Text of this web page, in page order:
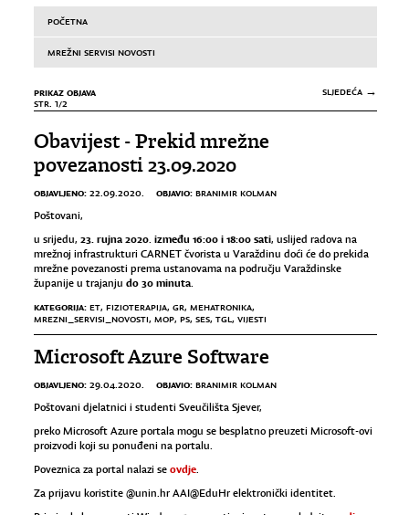
POČETNA
MREŽNI SERVISI NOVOSTI
PRIKAZ OBJAVA
STR. 1/2
SLJEDEĆA →
Obavijest - Prekid mrežne
povezanosti 23.09.2020
OBJAVLJENO: 22.09.2020. OBJAVIO: BRANIMIR KOLMAN
Poštovani,
u srijedu, 23. rujna 2020. između 16:00 i 18:00 sati, uslijed radova na
mrežnoj infrastrukturi CARNET čvorista u Varaždinu doći će do prekida
mrežne povezanosti prema ustanovama na području Varaždinske
županije u trajanju do 30 minuta.
KATEGORIJA: ET, FIZIOTERAPIJA, GR, MEHATRONIKA,
MREZNI_SERVISI_NOVOSTI, MOP, PS, SES, TGL, VIJESTI
Microsoft Azure Software
OBJAVLJENO: 29.04.2020. OBJAVIO: BRANIMIR KOLMAN
Poštovani djelatnici i studenti Sveučilišta Sjever,
preko Microsoft Azure portala mogu se besplatno preuzeti Microsoft-ovi
proizvodi koji su ponuđeni na portalu.
Poveznica za portal nalazi se ovdje.
Za prijavu koristite @unin.hr AAI@EduHr elektronički identitet.